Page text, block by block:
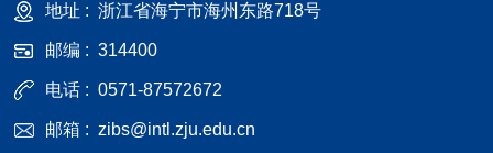
地址 :浙江省海宁市海州东路718号
邮编 :314400
电话 :0571-87572672
邮箱 :zibs@intl.zju.edu.cn